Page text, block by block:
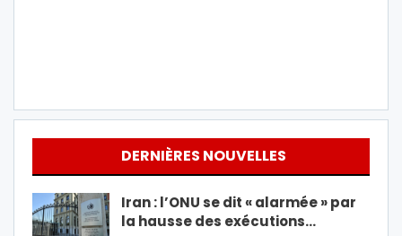
DERNIÈRES NOUVELLES
Iran : l’ONU se dit « alarmée » par
la hausse des exécutions…